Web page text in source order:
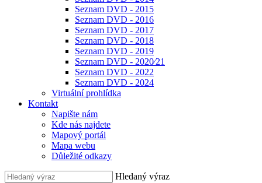
Seznam DVD - 2015
Seznam DVD - 2016
Seznam DVD - 2017
Seznam DVD - 2018
Seznam DVD - 2019
Seznam DVD - 2020⁄21
Seznam DVD - 2022
Seznam DVD - 2024
Virtuální prohlídka
Kontakt
Napište nám
Kde nás najdete
Mapový portál
Mapa webu
Důležité odkazy
Hledaný výraz